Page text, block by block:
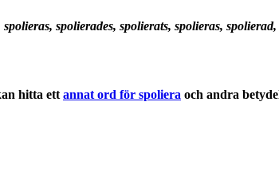
spolierades, spolierats, spolieras,
hitta ett annat ord för spoliera och andra